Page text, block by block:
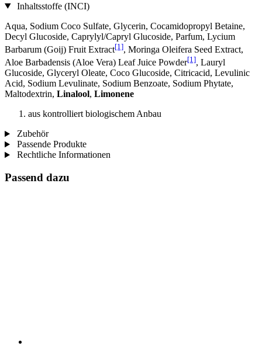
Inhaltsstoffe (INCI)
Aqua, Sodium Coco­ Sulfate, Glycerin, Cocamidopropyl Betaine,
Decyl Glucoside, Caprylyl/Capryl Glucoside, Parfum, Lycium
Barbarum (Goij) Fruit Extract[1], Moringa Oleifera Seed Extract,
Aloe Barbadensis (Aloe Vera) Leaf Juice Powder[1], Lauryl
Glucoside, Glyceryl Oleate, Coco Glucoside, Citricacid, Levulinic
Acid, Sodium Levulinate, Sodium Benzoate, Sodium Phytate,
Maltodextrin, Linalool, Limonene
aus kontrolliert biologischem Anbau
Zubehör
Passende Produkte
Rechtliche Informationen
Passend dazu